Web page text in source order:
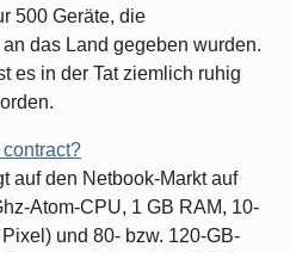
500 Geräte, die
das Land gegeben wurden.
es in der Tat ziemlich ruhig
auf den Netbook-Markt auf
Atom-CPU, 1 GB RAM, 10-
und 80- bzw. 120-GB-